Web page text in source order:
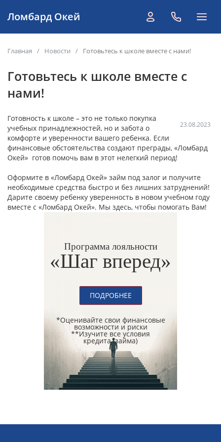
Главная / Новости / Готовьтесь к школе вместе с нами!
Готовьтесь к школе вместе с
нами!
23.08.2023
Готовность к школе – это не только покупка
учебных принадлежностей, но и забота о
комфорте и уверенности вашего ребенка. Если
финансовые обстоятельства создают преграды, «Ломбард
Окей» готов помочь вам в этот нелегкий период!
Оформите в «Ломбард Окей» займ под залог и получите
необходимые средства быстро и без лишних затруднений!
Дарите своему ребенку уверенность в новом учебном году
вместе с «Ломбард Окей». Мы здесь, чтобы помогать Вам!
Программа лояльности
«Шаг вперед»
ПОДРОБНЕЕ
*Оценивайте свои финансовые
возможности и риски
**Изучите все условия
кредита (займа)